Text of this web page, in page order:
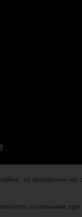
то гражданин не
основными при